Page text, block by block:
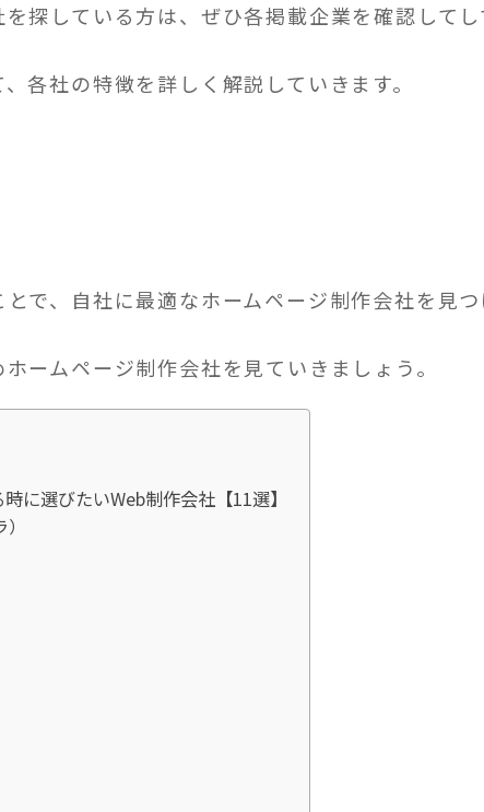
探している方は、ぜひ各掲載企業を確認してし
各社の特徴を詳しく解説していきます。
で、自社に最適なホームページ制作会社を見
ームページ制作会社を見ていきましょう。
に選びたいWeb制作会社【11選】